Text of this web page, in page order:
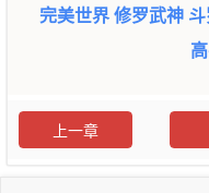
完美世界修罗武神
上一章